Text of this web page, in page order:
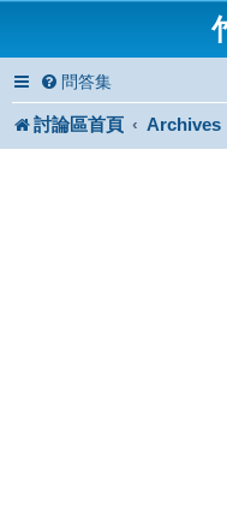
問答集
討論區首頁 Archives